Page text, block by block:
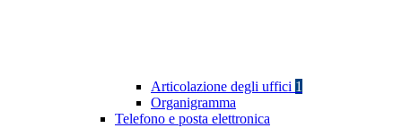
Articolazione degli uffici 1
Organigramma
Telefono e posta elettronica